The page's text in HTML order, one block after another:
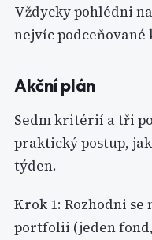
Vždycky pohlédni
nejvíc
Akční plán
Sedm kritérií a tři
praktický postup,
týden.
Krok 1: Rozhodni
portfolii (jeden